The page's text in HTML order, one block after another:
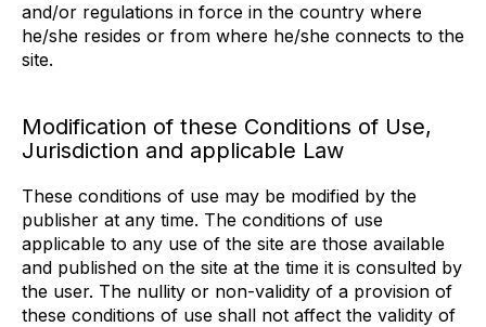
and/or regulations in force in the country where
he/she resides or from where he/she connects to the
site.
Modification of these Conditions of Use,
Jurisdiction and applicable Law
These conditions of use may be modified by the
publisher at any time. The conditions of use
applicable to any use of the site are those available
and published on the site at the time it is consulted by
the user. The nullity or non-validity of a provision of
these conditions of use shall not affect the validity of